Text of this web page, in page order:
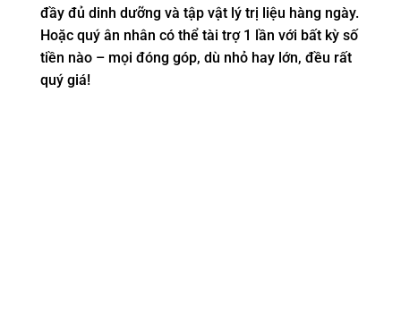
đầy đủ dinh dưỡng và tập vật lý trị liệu hàng ngày.
Hoặc quý ân nhân có thể tài trợ 1 lần với bất kỳ số
tiền nào – mọi đóng góp, dù nhỏ hay lớn, đều rất
quý giá!